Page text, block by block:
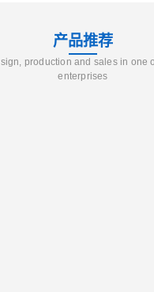
产品推荐
production and sales in one
enterprises